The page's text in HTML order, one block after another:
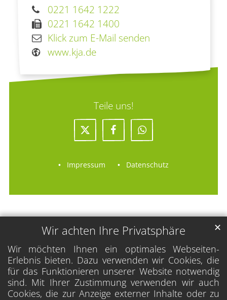
Wir achten Ihre Privatsphäre
Wir möchten Ihnen ein optimales Webseiten-
Erlebnis bieten. Dazu verwenden wir Cookies, die
für das Funktionieren unserer Website notwendig
sind. Mit Ihrer Zustimmung verwenden wir auch
Cookies, die zur Anzeige externer Inhalte oder zu
✕
0221 1642 1222
0221 1642 1400
Klick zum E-Mail senden
www.kja.de
Teile uns!
Impressum Datenschutz